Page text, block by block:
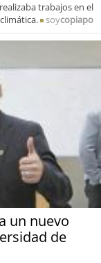
trabajos en el
soycopiapo
un nuevo
de